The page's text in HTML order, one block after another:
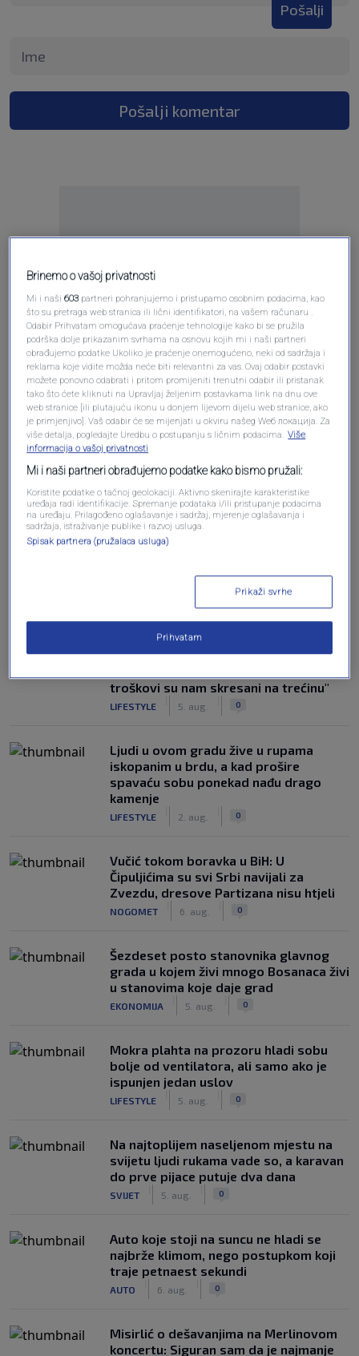
Pošalji
Pošalji komentar
Oglas
Penzioneri otišli na odmor u Italiju i
troškovi su nam skresani na trećinu"
LIFESTYLE 5. aug. 0
Ljudi u ovom gradu žive u rupama
iskopanim u brdu, a kad prošire
spavaću sobu ponekad nađu drago
kamenje
LIFESTYLE 2. aug. 0
Vučić tokom boravka u BiH: U
Čipuljićima su svi Srbi navijali za
Zvezdu, dresove Partizana nisu htjeli
NOGOMET 6. aug. 0
Šezdeset posto stanovnika glavnog
grada u kojem živi mnogo Bosanaca živi
u stanovima koje daje grad
EKONOMIJA 5. aug. 0
Mokra plahta na prozoru hladi sobu
bolje od ventilatora, ali samo ako je
ispunjen jedan uslov
LIFESTYLE 5. aug. 0
Na najtoplijem naseljenom mjestu na
svijetu ljudi rukama vade so, a karavan
do prve pijace putuje dva dana
SVIJET 5. aug. 0
Auto koje stoji na suncu ne hladi se
najbrže klimom, nego postupkom koji
traje petnaest sekundi
AUTO 6. aug. 0
Misirlić o dešavanjima na Merlinovom
koncertu: Siguran sam da je najmanje
Brinemo o vašoj privatnosti
Mi i naši603 partneri pohranjujemo i pristupamo osobnim podacima, kao
što su pretraga web stranica ili lični identifikatori, na vašem računaru .
Odabir Prihvatam omogućava praćenje tehnologije kako bi se pružila
podrška dolje prikazanim svrhama na osnovu kojih mi i naši partneri
obrađujemo podatke Ukoliko je praćenje onemogućeno, neki od sadržaja i
reklama koje vidite možda neće biti relevantni za vas. Ovaj odabir postavki
možete ponovno odabrati i pritom promijeniti trenutni odabir ili pristanak
tako što ćete kliknuti na Upravljaj željenim postavkama link na dnu ove
web stranice [ili plutajuću ikonu u donjem lijevom dijelu web stranice, ako
je primjenjivo]. Vaš odabir će se mijenjati u okviru našeg Wеб локација. Za
više detalja, pogledajte Uredbu o postupanju s ličnim podacima. Više
informacija o vašoj privatnosti
Mi i naši partneri obrađujemo podatke kako bismo pružali:
Koristite podatke o tačnoj geolokaciji. Aktivno skenirajte karakteristike
uređaja radi identifikacije. Spremanje podataka i/ili pristupanje podacima
na uređaju. Prilagođeno oglašavanje i sadržaj, mjerenje oglašavanja i
sadržaja, istraživanje publike i razvoj usluga.
Spisak partnera (pružalaca usluga)
Prikaži svrhe
Prihvatam